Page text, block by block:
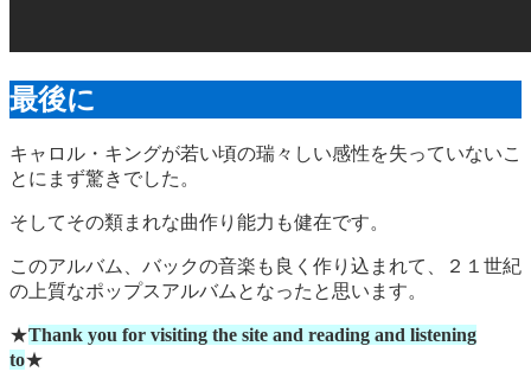
最後に
キャロル・キングが若い頃の瑞々しい感性を失っていないこ
とにまず驚きでした。
そしてその類まれな曲作り能力も健在です。
このアルバム、バックの音楽も良く作り込まれて、２１世紀
の上質なポップスアルバムとなったと思います。
★Thank you for visiting the site and reading and listening
to★